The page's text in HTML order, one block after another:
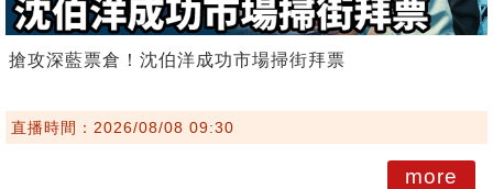
搶攻深藍票倉！沈伯洋成功市場掃街拜票
直播時間：2026/08/08 09:30
more